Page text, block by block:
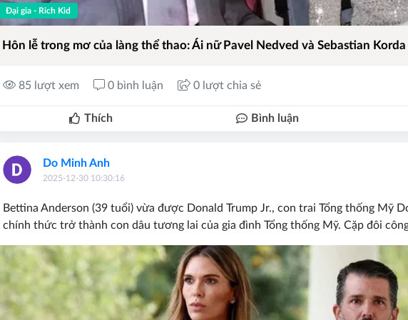
Đại gia - Rich Kid
Hôn lễ trong mơ của làng thể thao: Ái nữ Pavel Nedved và Sebastian
85 lượt xem 0 bình luận 0 lượt chia sẻ
Thích Bình luận
Do Minh Anh
2025-12-30 10:30:16
Bettina Anderson (39 tuổi) vừa được Donald Trump Jr., con trai Tổng thống Mỹ
chính thức trở thành con dâu tương lai của gia đình Tổng thống Mỹ. Cặp đôi